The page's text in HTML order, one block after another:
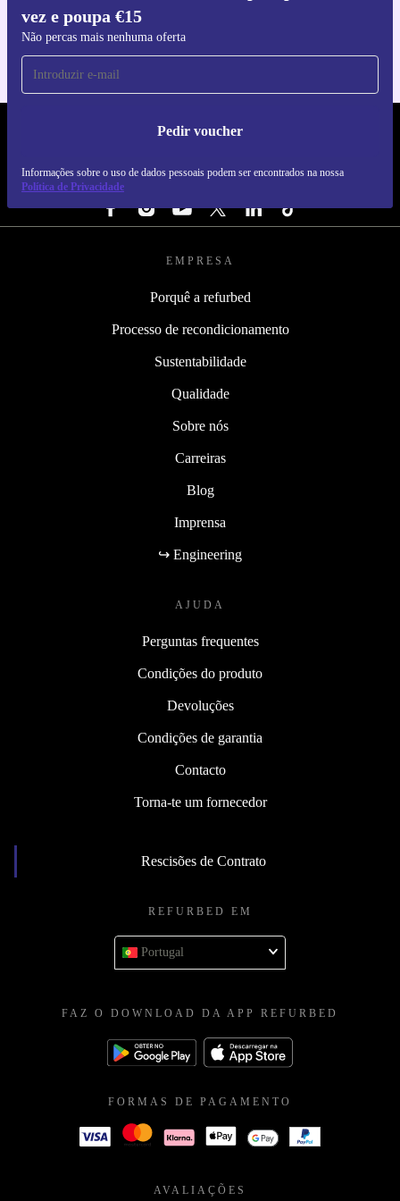
vez e poupa €15
Não percas mais nenhuma oferta
Pedir voucher
Informações sobre o uso de dados pessoais podem ser encontrados na nossa
Política de Privacidade
Para iOS e Android
REFURBED PORTUGAL - RETHINK NEW.
SEGUE-NOS
EMPRESA
Porquê a refurbed
Processo de recondicionamento
Sustentabilidade
Qualidade
Sobre nós
Carreiras
Blog
Imprensa
↪ Engineering
AJUDA
Perguntas frequentes
Condições do produto
Devoluções
Condições de garantia
Contacto
Torna-te um fornecedor
Rescisões de Contrato
REFURBED EM
Portugal
FAZ O DOWNLOAD DA APP REFURBED
FORMAS DE PAGAMENTO
AVALIAÇÕES